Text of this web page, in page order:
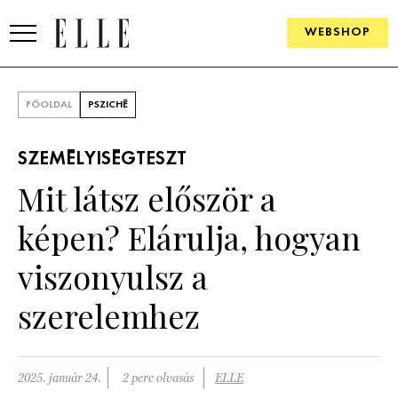
WEBSHOP
SZÉPSÉG
KULTÚRA
PÁRKAPCSOLAT
FŐOLDAL PSZICHÉ
SZEMÉLYISÉGTESZT
Mit látsz először a
képen? Elárulja, hogyan
viszonyulsz a
szerelemhez
2025. január 24. 2 perc olvasás ELLE